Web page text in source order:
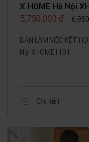
X HOME Hà Nội
5,750,000 đ
BÀN LÀM VIỆC KẾT
Nội XHOME1101
Chi tiết